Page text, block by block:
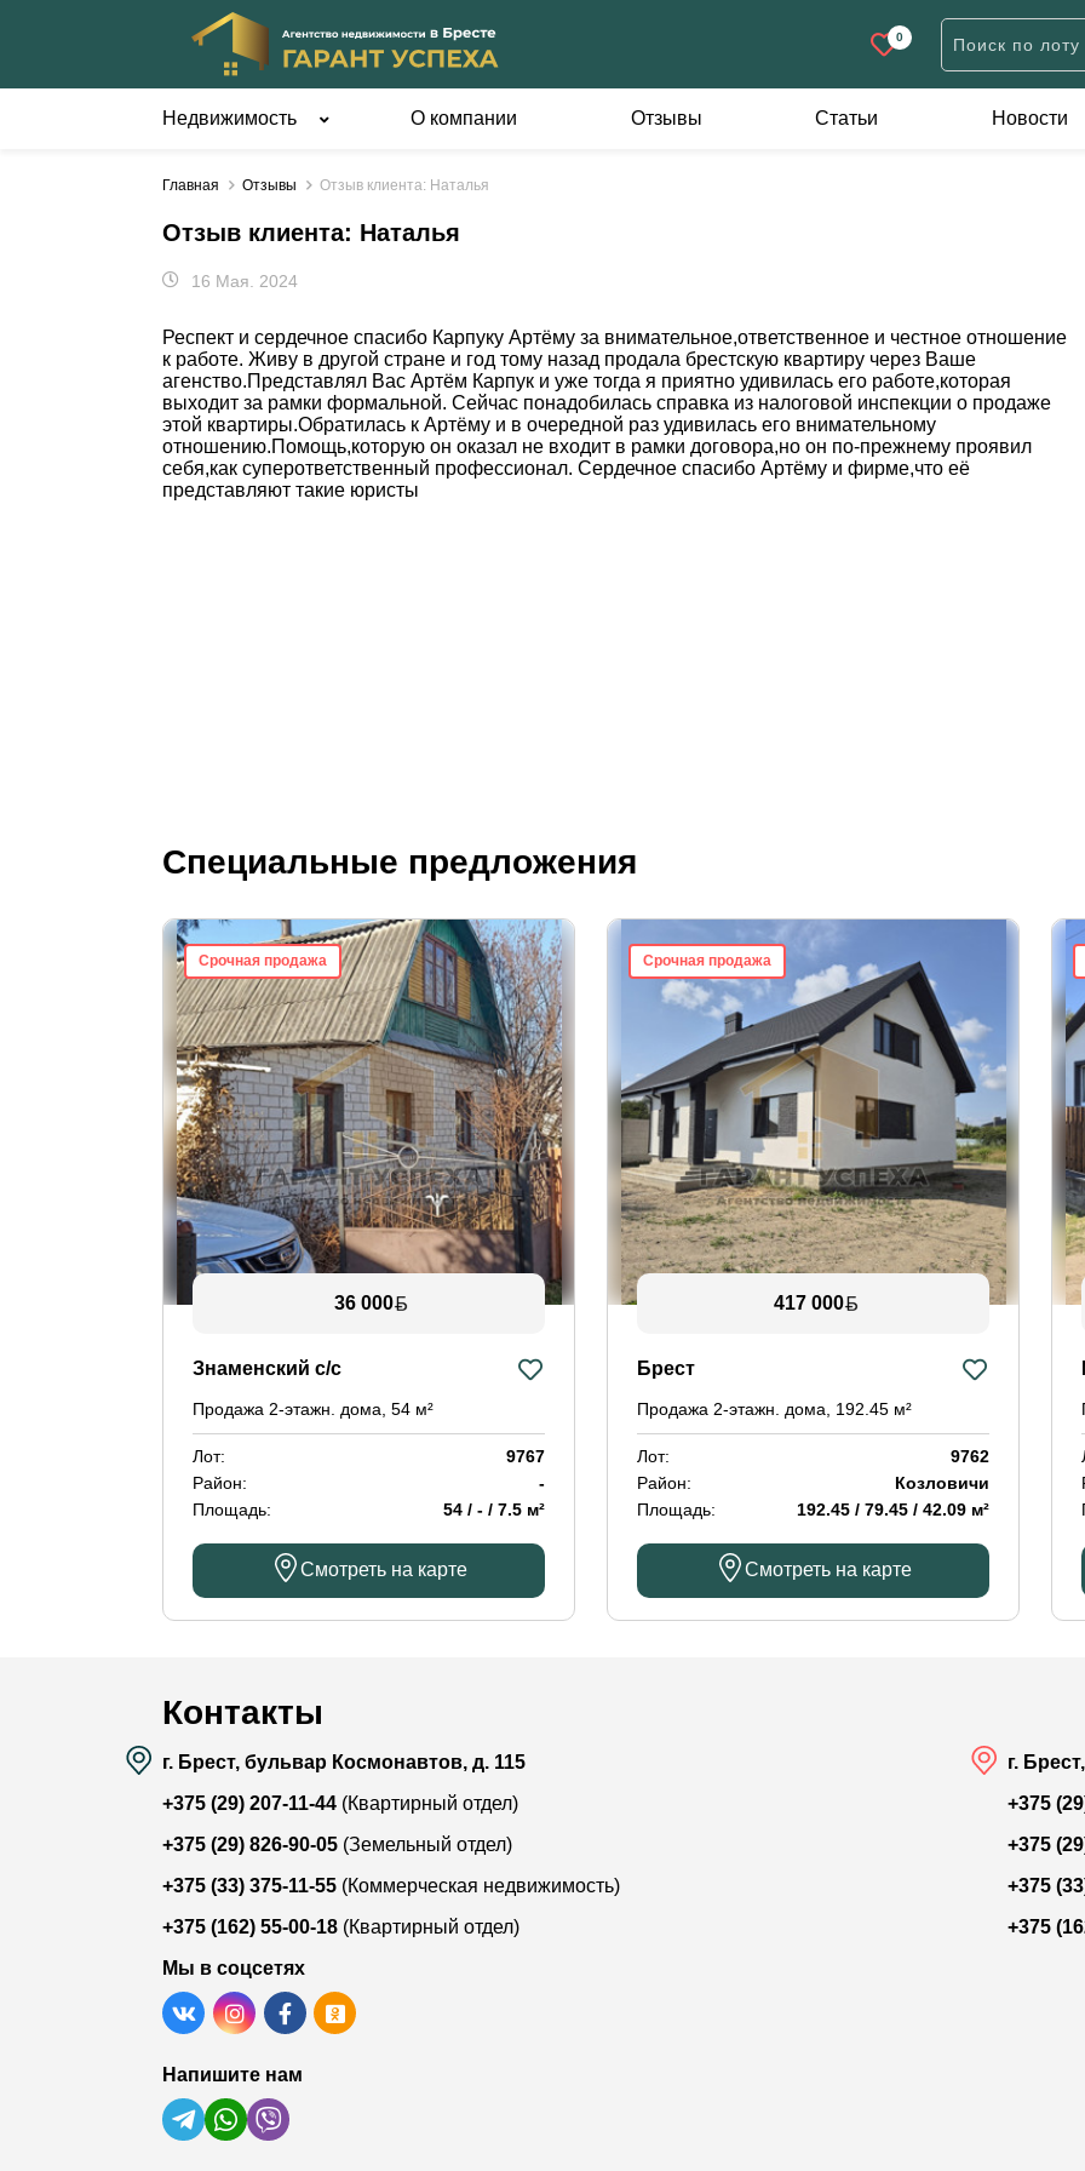
0
Недвижимость
2-комнатные
3-комнатные
Вне Бреста
Квартиры-студии
Комнаты
Новостройки
пригороде
Жилые дома
Коробки домов
Части домов
О компании Отзывы Статьи Новости
Главная Отзывы Отзыв клиента: Наталья
Отзыв клиента: Наталья
16 Мая. 2024
Респект и сердечное спасибо Карпуку Артёму за внимательное,ответственное и честное отношение
к работе. Живу в другой стране и год тому назад продала брестскую квартиру через Ваше
агенство.Представлял Вас Артём Карпук и уже тогда я приятно удивилась его работе,которая
выходит за рамки формальной. Сейчас понадобилась справка из налоговой инспекции о продаже
этой квартиры.Обратилась к Артёму и в очередной раз удивилась его внимательному
отношению.Помощь,которую он оказал не входит в рамки договора,но он по-прежнему проявил
себя,как суперответственный профессионал. Сердечное спасибо Артёму и фирме,что её
представляют такие юристы
Специальные предложения
Срочная продажа
36 000
Знаменский с/с
Продажа 2-этажн. дома, 54 м²
Лот:
9767
Район:
-
Площадь:
54 / - / 7.5 м²
Смотреть на карте
Срочная продажа
417 000
Брест
Продажа 2-этажн. дома, 192.45 м²
Лот:
9762
Район:
Козловичи
Площадь:
192.45 / 79.45 / 42.09 м²
Смотреть на карте
Контакты
г. Брест, бульвар Космонавтов, д. 115
+375 (29) 207-11-44 (Квартирный отдел)
+375 (29) 826-90-05 (Земельный отдел)
+375 (33) 375-11-55 (Коммерческая недвижимость)
+375 (162) 55-00-18 (Квартирный отдел)
г.
+375
+375
+375
+375
Мы в соцсетях
Напишите нам